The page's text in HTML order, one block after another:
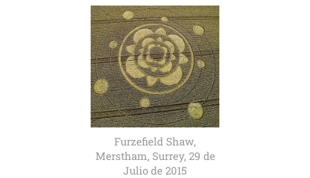
Furzefield Shaw,
Merstham, Surrey, 29 de
Julio de 2015